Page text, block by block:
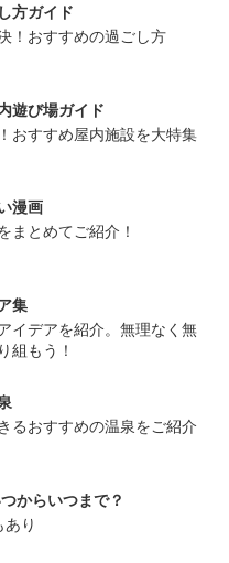
方ガイド
！おすすめの過ごし方
遊び場ガイド
おすすめ屋内施設を大特集
漫画
まとめてご紹介！
集
イデアを紹介。無理なく無
組もう！
るおすすめの温泉をご紹介
からいつまで？
り